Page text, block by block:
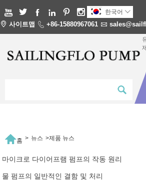
      한국어 
 사이트맵  +86-15880967061 
홈 > 뉴스 >제품 뉴스
마이크로 다이어프램 펌프의 작동 원리
물 펌프의 일반적인 결함 및 처리